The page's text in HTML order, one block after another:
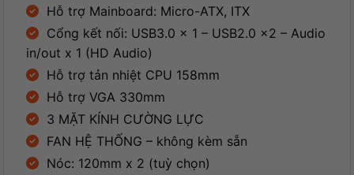
Hỗ trợ Mainboard: Micro-ATX, ITX
Cổng kết nối: USB3.0 x 1 – USB2.0 x2 – Audio
in/out x 1 (HD Audio)
Hỗ trợ tản nhiệt CPU 158mm
Hỗ trợ VGA 330mm
3 MẶT KÍNH CƯỜNG LỰC
FAN HỆ THỐNG – không kèm sẵn
Nóc: 120mm x 2 (tuỳ chọn)